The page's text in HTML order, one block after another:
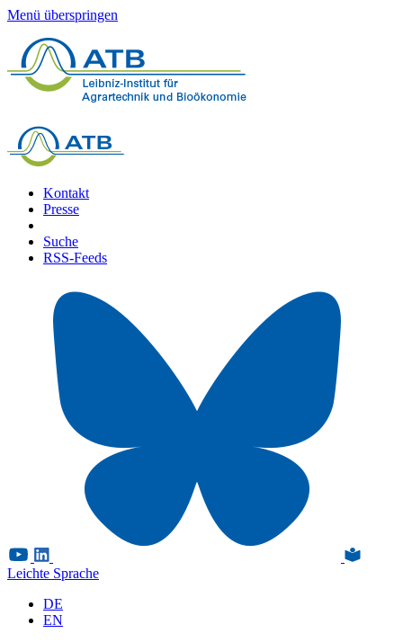
Menü überspringen
Kontakt
Presse
Suche
RSS-Feeds
Leichte Sprache
DE
EN